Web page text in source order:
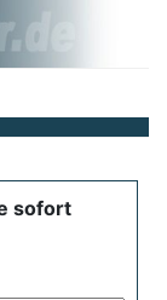
sofort